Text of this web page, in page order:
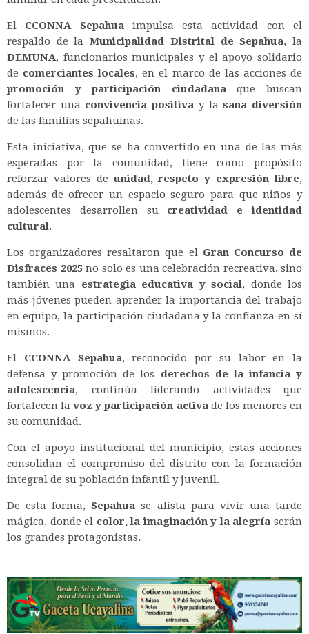
El CCONNA Sepahuaimpulsa esta actividad con el
respaldo de laMunicipalidad Distrital de Sepahua, la
DEMUNA, funcionarios municipales y el apoyo solidario
de comerciantes locales, en el marco de las acciones de
promoción y participación ciudadanaque buscan
fortalecer una convivencia positiva y lasana diversión
de las familias sepahuinas.
Esta iniciativa, que se ha convertido en una de las más
esperadas por la comunidad, tiene como propósito
reforzar valores de unidad, respeto y expresión libre,
además de ofrecer un espacio seguro para que niños y
adolescentes desarrollen su creatividad e identidad
cultural.
Los organizadores resaltaron que el Gran Concurso de
Disfraces 2025no solo es una celebración recreativa, sino
también una estrategia educativa y social, donde los
más jóvenes pueden aprender la importancia del trabajo
en equipo, la participación ciudadana y la confianza en sí
mismos.
El CCONNA Sepahua, reconocido por su labor en la
defensa y promoción de los derechos de la infancia y
adolescencia, continúa liderando actividades que
fortalecen lavoz y participación activade los menores en
su comunidad.
Con el apoyo institucional del municipio, estas acciones
consolidan el compromiso del distrito con la formación
integral de su población infantil y juvenil.
De esta forma,Sepahua se alista para vivir una tarde
mágica, donde el color, la imaginación y la alegría serán
los grandes protagonistas.